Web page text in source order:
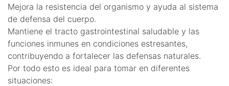
Mejora la resistencia del organismo y ayuda al sistema
de defensa del cuerpo.
Mantiene el tracto gastrointestinal saludable y las
funciones inmunes en condiciones estresantes,
contribuyendo a fortalecer las defensas naturales.
Por todo esto es ideal para tomar en diferentes
situaciones: